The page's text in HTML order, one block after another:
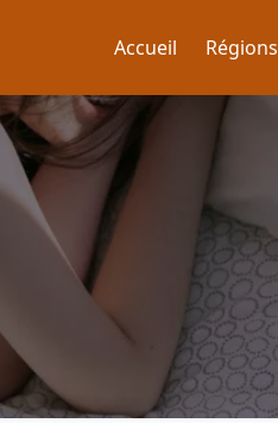
Accueil Régions